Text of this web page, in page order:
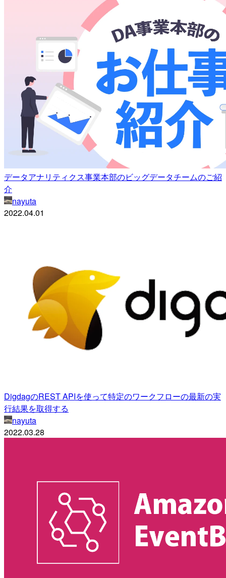
データアナリティクス事業本部のビッグデータチームのご紹
介
nayuta
2022.04.01
DigdagのREST APIを使って特定のワークフローの最新の実
行結果を取得する
nayuta
2022.03.28